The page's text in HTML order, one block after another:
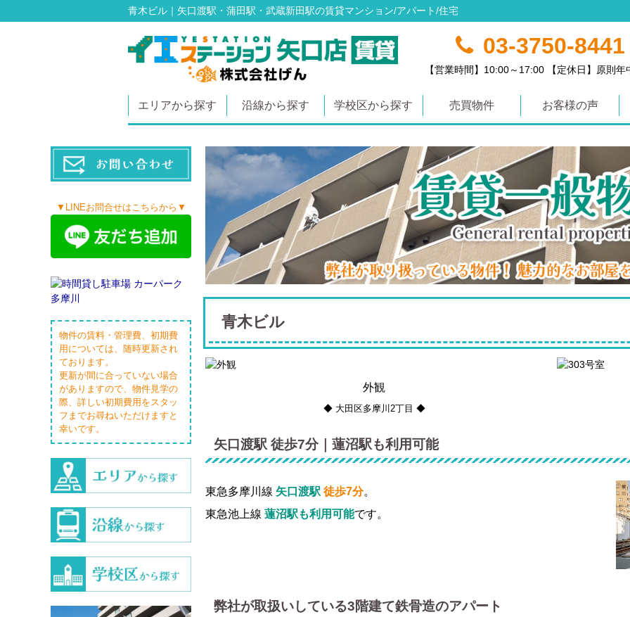
青木ビル｜矢口渡駅・蒲田駅・武蔵新田駅の賃貸マンション/アパート/住宅
03-3750-8441
【営業時間】10:00～17:00 【定休日】原則年
エリアから探す 沿線から探す 学校区から探す 売買物件 お客様の声
▼LINEお問合せはこちらから▼
物件の賃料・管理費、初期費
用については、随時更新され
ております。
更新が間に合っていない場合
がありますので、物件見学の
際、詳しい初期費用をスタッ
フまでお尋ねいただけますと
幸いです。
青木ビル
外観
◆ 大田区多摩川2丁目 ◆
矢口渡駅 徒歩7分｜蓮沼駅も利用可能
東急多摩川線 矢口渡駅 徒歩7分。
東急池上線 蓮沼駅も利用可能です。
弊社が取扱いしている3階建て鉄骨造のアパート